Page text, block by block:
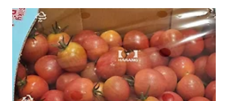
떨어지기 쉬운 계절엔 매콤달콤한 게장 하나 있으면 열 반찬이 부럽
지 않죠. 양념꽃게장 1kg이 마침 5,100원이나 가격을 내려서
20,390원에 데려왔어요. 덜어서 먹고 남은 건 상하기 전에 서둘러
냉장고 안쪽에 깊숙이 넣어두었답니다.냄비 앞에서 땀 흘리기 싫을
때 꺼내는 비장의 무기 더운 날 푹푹 고아내는 국 끓이는 게 제일 고
역이라 궁 한우도가니탕(16,790원)도 담았어요...